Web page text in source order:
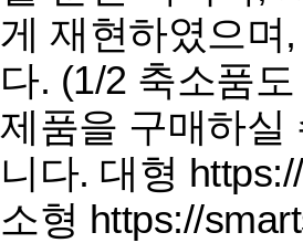
게 재현하였으며
다. (1/2 축소품
제품을 구매하실
니다. 대형
소형 https://